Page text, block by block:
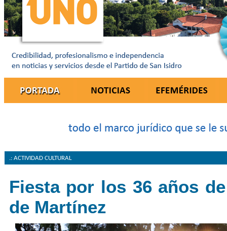
.: ACTIVIDAD CULTURAL
Fiesta por los 36 años
de Martínez